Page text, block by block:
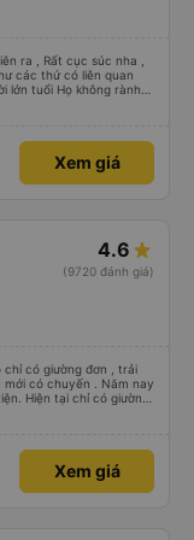
ra , Rất cục súc nha ,
các thứ có liên quan
lớn tuổi Họ không rành
đi đâu ! xin góp ý ,
Xem giá
4.6
(9720 đánh giá)
chỉ có giường đơn , trải
có chuyến . Năm nay
Hiện tại chỉ có giường
khác mà còn được
nhận ngay và app/email
có gọi lại hẹn giờ cụ
Xem giá